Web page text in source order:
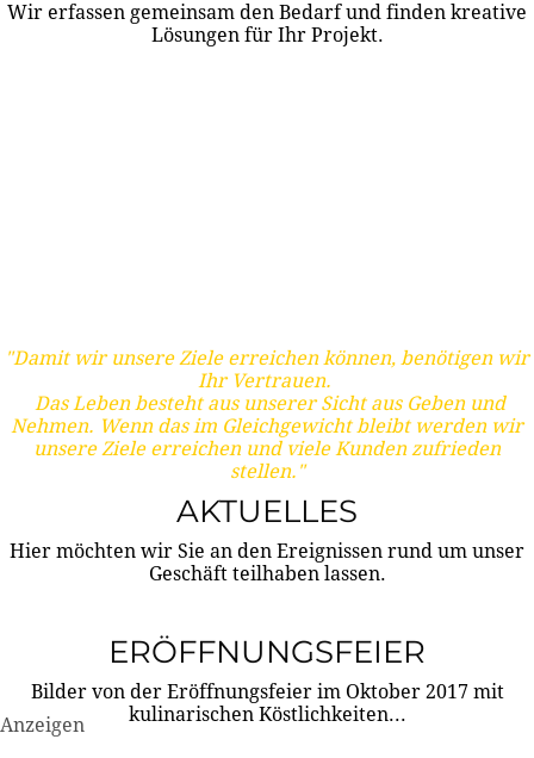
Wir erfassen gemeinsam den Bedarf und finden kreative
Lösungen für Ihr Projekt.
"Damit wir unsere Ziele erreichen können, benötigen wir
Ihr Vertrauen.
Das Leben besteht aus unserer Sicht aus Geben und
Nehmen. Wenn das im Gleichgewicht bleibt werden wir
unsere Ziele erreichen und viele Kunden zufrieden
stellen."
AKTUELLES
Hier möchten wir Sie an den Ereignissen rund um unser
Geschäft teilhaben lassen.
ERÖFFNUNGSFEIER
Bilder von der Eröffnungsfeier im Oktober 2017 mit
kulinarischen Köstlichkeiten...
Anzeigen